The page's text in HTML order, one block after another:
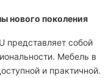
нового поколения
представляет собой
Мебель в
и практичной.